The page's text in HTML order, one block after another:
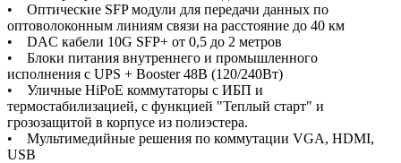
• Оптические SFP модули для передачи данных по
оптоволоконным линиям связи на расстояние до 40 км
• DAC кабели 10G SFP+ от 0,5 до 2 метров
• Блоки питания внутреннего и промышленного
исполнения с UPS + Booster 48В (120/240Вт)
• Уличные HiPoE коммутаторы c ИБП и
термостабилизацией, с функцией "Теплый старт" и
грозозащитой в корпусе из полиэстера.
• Мультимедийные решения по коммутации VGA, HDMI,
USB